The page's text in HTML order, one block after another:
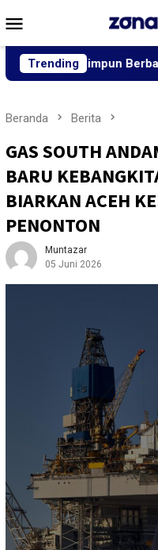
ke
Mobile
Trending
Berbagai Elemen
Beranda Berita
GAS SOUTH
BARU
BIARKAN ACEH
PENONTON
Muntazar
05 Juni 2026